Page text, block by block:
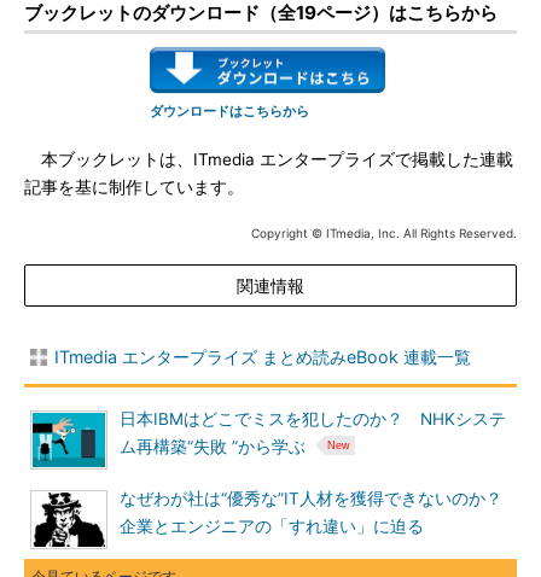
ブックレットのダウンロード（全19ページ）はこちらから
ダウンロードはこちらから
本ブックレットは、ITmedia エンタープライズで掲載した連載
記事を基に制作しています。
Copyright © ITmedia, Inc. All Rights Reserved.
関連情報
ITmedia エンタープライズ まとめ読みeBook 連載一覧
日本IBMはどこでミスを犯したのか？ NHKシステ
ム再構築“失敗 ”から学ぶ
なぜわが社は“優秀な”IT人材を獲得できないのか？
企業とエンジニアの「すれ違い」に迫る